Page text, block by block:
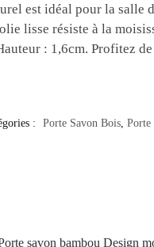
est idéal pour la
lisse résiste à la
: 1,6cm. Profitez
: Porte Savon Bois, Porte